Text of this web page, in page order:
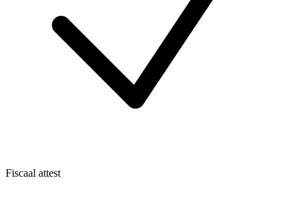
Fiscaal attest